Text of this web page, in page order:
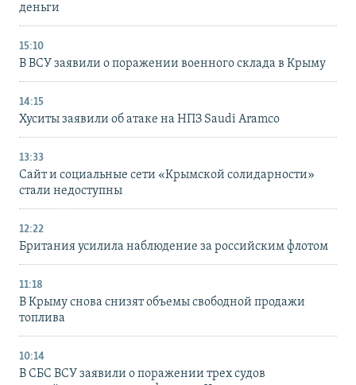
деньги
15:10
В ВСУ заявили о поражении военного склада в Крыму
14:15
Хуситы заявили об атаке на НПЗ Saudi Aramco
13:33
Сайт и социальные сети «Крымской солидарности»
стали недоступны
12:22
Британия усилила наблюдение за российским флотом
11:18
В Крыму снова снизят объемы свободной продажи
топлива
10:14
В СБС ВСУ заявили о поражении трех судов